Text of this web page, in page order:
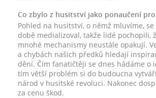
Co zbylo z husitství jako ponaučení pro
Pohled na husitství, o němž mluvíme,
době medializoval, takže lidé pochopili,
mnohé mechanismy neustále opakují.
a chybách našich předků hledají
dění. Čím fanatičtěji se dnes hádáme o
tím větší problém si do budoucna
národ v husitské revoluci. Nakonec
za cenu škod.